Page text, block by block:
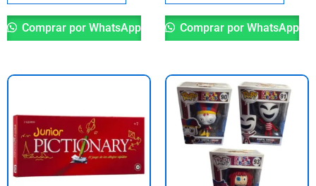
Comprar por WhatsApp Comprar por WhatsApp